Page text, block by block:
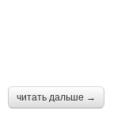
читать дальше →